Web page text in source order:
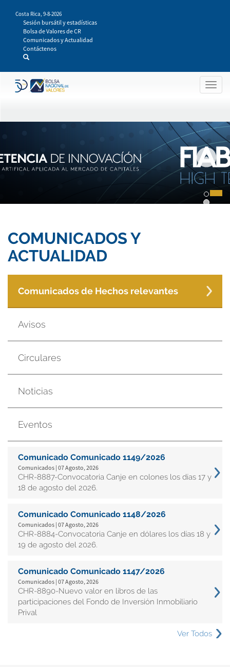
contenido
principal
Costa Rica, 9-8-2026
Sesión bursátil y estadísticas
Bolsa de Valores de CR
Comunicados y Actualidad
Contáctenos
COMUNICADOS Y
ACTUALIDAD
Comunicados de Hechos relevantes
Avisos
Circulares
Noticias
Eventos
Comunicado Comunicado 1149/2026
Comunicados | 07 Agosto, 2026
CHR-8887-Convocatoria Canje en colones los días 17 y
18 de agosto del 2026.
Comunicado Comunicado 1148/2026
Comunicados | 07 Agosto, 2026
CHR-8884-Convocatoria Canje en dólares los días 18 y
19 de agosto del 2026.
Comunicado Comunicado 1147/2026
Comunicados | 07 Agosto, 2026
CHR-8890-Nuevo valor en libros de las
participaciones del Fondo de Inversión Inmobiliario
Prival
Ver Todos